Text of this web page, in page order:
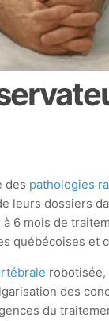
des pathologies
leurs dossiers
6 mois de
québécoises et
robotisée,
des
du